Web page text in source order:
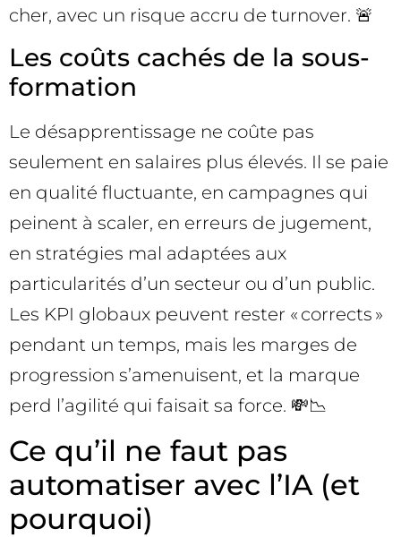
cher, avec un risque accru de turnover. 🚨
Les coûts cachés de la sous-
formation
Le désapprentissage ne coûte pas
seulement en salaires plus élevés. Il se paie
en qualité fluctuante, en campagnes qui
peinent à scaler, en erreurs de jugement,
en stratégies mal adaptées aux
particularités d’un secteur ou d’un public.
Les KPI globaux peuvent rester « corrects »
pendant un temps, mais les marges de
progression s’amenuisent, et la marque
perd l’agilité qui faisait sa force. 💸📉
Ce qu’il ne faut pas
automatiser avec l’IA (et
pourquoi)